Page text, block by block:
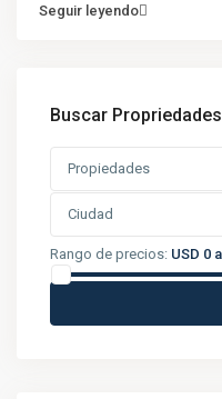
Seguir leyendo
Buscar Propriedades
Propiedades
Ciudad
Rango de precios: USD 0